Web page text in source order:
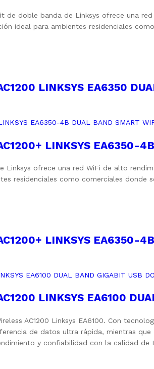
de doble banda de Linksys ofrece una
ideal para ambientes residenciales
LINKSYS EA6350
LINKSYS EA6350-
Linksys ofrece una red WiFi de alto
residenciales como comerciales
LINKSYS EA6350-
LINKSYS EA6100
AC1200 Linksys EA6100. Con
de datos ultra rápida, mientras
y confiabilidad con la calidad de